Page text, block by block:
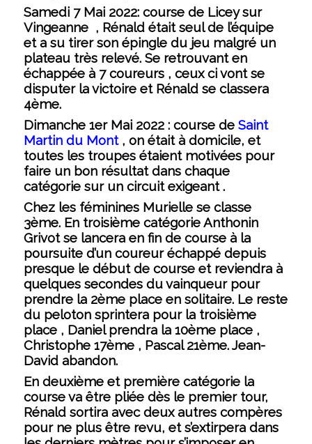
Samedi 7 Mai2022: course de Licey sur
Vingeanne , Rénald était seul de l’équipe
et a su tirer son épingle du jeu malgré un
plateau très relevé. Se retrouvant en
échappée à 7 coureurs , ceux ci vont se
disputer la victoire et Rénald se classera
4ème.
Dimanche 1er Mai 2022 : course de Saint
Martin du Mont, on était à domicile, et
toutes les troupes étaient motivées pour
faire un bon résultat dans chaque
catégorie sur un circuit exigeant .
Chez les féminines Murielle se classe
3ème. En troisième catégorie Anthonin
Grivot se lancera en fin de course à la
poursuite d’un coureur échappé depuis
presque le début de course et reviendra à
quelques secondes du vainqueur pour
prendre la 2ème place en solitaire. Le reste
du peloton sprintera pour la troisième
place , Daniel prendra la 10ème place ,
Christophe 17ème , Pascal 21ème. Jean-
David abandon.
En deuxième et première catégorie la
course va être pliée dès le premier tour,
Rénald sortira avec deux autres compères
pour ne plus être revu, et s’extirpera dans